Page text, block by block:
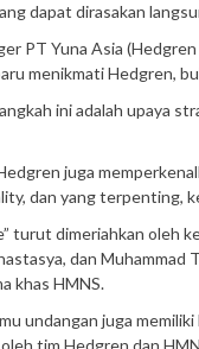
dapat dirasakan
PT Yuna Asia
menikmati Hedgren,
ini adalah upaya
juga
dan yang terpenting,
turut dimeriahkan oleh
dan
khas HMNS.
undangan juga
tim Hedgren dan